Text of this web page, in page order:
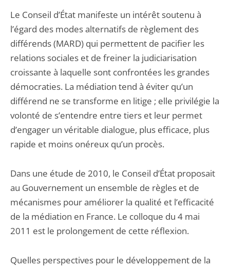
Le Conseil d’État manifeste un intérêt soutenu à
l’égard des modes alternatifs de règlement des
différends (MARD) qui per­mettent de pacifier les
relations sociales et de freiner la judi­ciarisation
croissante à laquelle sont confrontées les grandes
démocraties. La médiation tend à éviter qu’un
différend ne se transforme en litige ; elle privilégie la
volonté de s’entendre entre tiers et leur permet
d’engager un véritable dialogue, plus efficace, plus
rapide et moins onéreux qu’un procès.
Dans une étude de 2010, le Conseil d’État proposait
au Gou­vernement un ensemble de règles et de
mécanismes pour améliorer la qualité et l’efficacité
de la médiation en France. Le colloque du 4 mai
2011 est le prolongement de cette réflexion.
Quelles perspectives pour le développement de la